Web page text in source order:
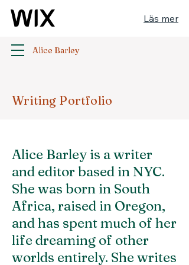
Läs mer